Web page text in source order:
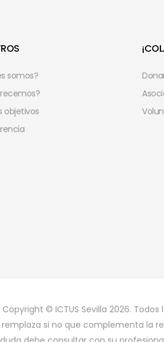
somos?
objetivos
Copyright © ICTUS Sevilla 2026.
si no que complementa la